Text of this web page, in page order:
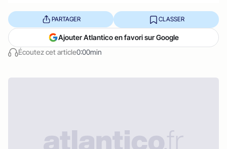
Écoutez cet article0:00min
PARTAGER CLASSER
Ajouter Atlantico en favori sur Google